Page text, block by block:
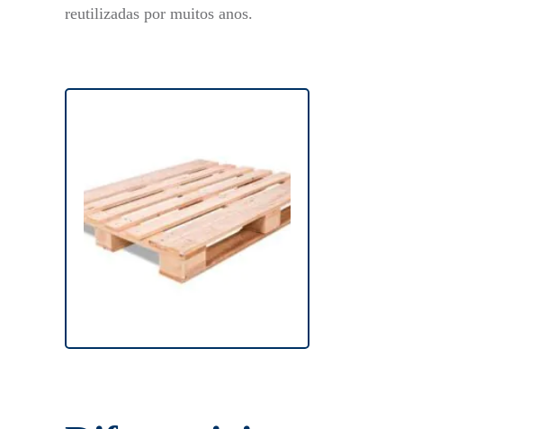
reutilizadas por muitos anos.